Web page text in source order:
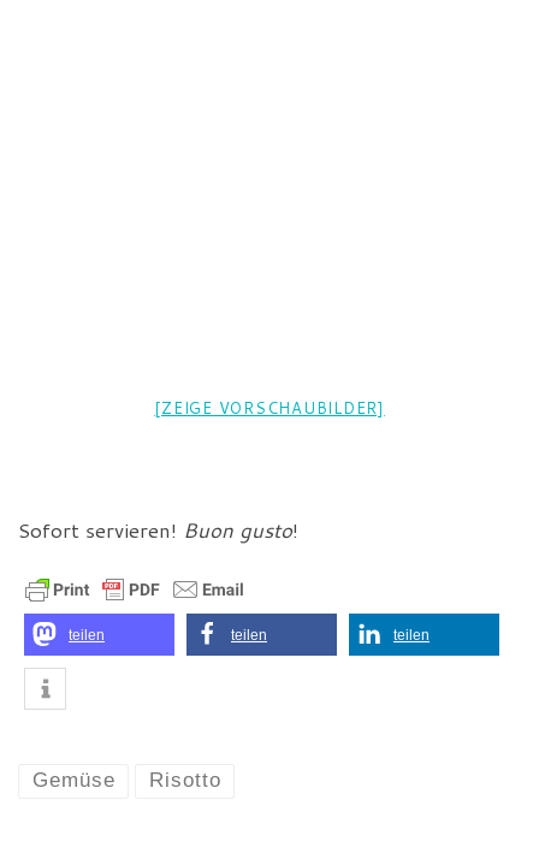
[ZEIGE VORSCHAUBILDER]
Sofort servieren! Buon gusto!
teilen teilen teilen
Gemüse Risotto